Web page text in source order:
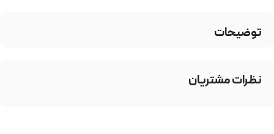
توضیحات
نظرات مشتریان